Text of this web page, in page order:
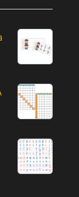
zł.
80,00 zł.